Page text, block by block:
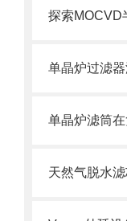
探索MOCVD
单晶炉过滤
单晶炉滤筒